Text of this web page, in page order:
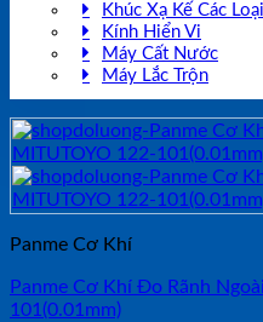
Khúc Xạ Kế Các Loại
Kính Hiển Vi
Máy Cất Nước
Máy Lắc Trộn
Panme Cơ Khí
Panme Cơ Khí Đo Rãnh
101(0.01mm)